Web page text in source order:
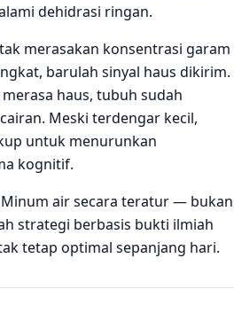
dehidrasi ringan.
merasakan konsentrasi garam
barulah sinyal haus dikirim.
haus, tubuh sudah
Meski terdengar kecil,
untuk menurunkan
kognitif.
Minum air secara teratur — bukan
strategi berbasis bukti ilmiah
tetap optimal sepanjang hari.